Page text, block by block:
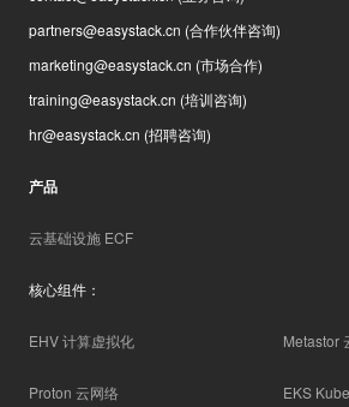
partners@easystack.cn (合作伙伴咨询)
marketing@easystack.cn (市场合作)
training@easystack.cn (培训咨询)
hr@easystack.cn (招聘咨询)
产品
云基础设施 ECF
核心组件：
EHV 计算虚拟化 Metastor
Proton 云网络 EKS